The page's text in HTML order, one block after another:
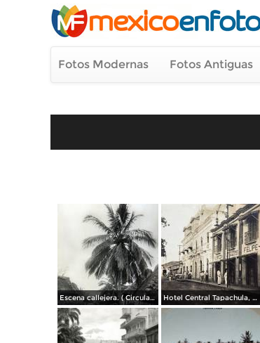
Fotos Modernas Fotos Antiguas
Escena callejera. ( Circulada el 30 de Noviembre de 1935 ). Hotel Central Tapachula, Chiapas ( Circulada el 24 de Junio de 1922 ).